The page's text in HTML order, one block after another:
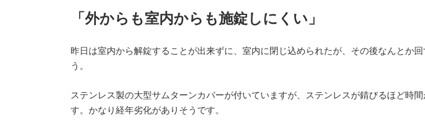
新
日
「外からも室内からも施錠しにくい」
昨日は室内から解錠することが出来ずに、室内に閉じ込められたが、その後なんとか
う。
ステンレス製の大型サムターンカバーが付いていますが、ステンレスが錆びるほど時
す。かなり経年劣化がありそうです。